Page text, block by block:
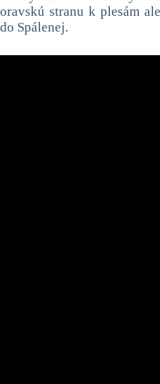
oravskú stranu k plesám
do Spálenej.